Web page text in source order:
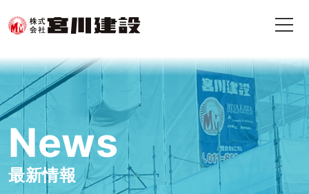
News
最新情報